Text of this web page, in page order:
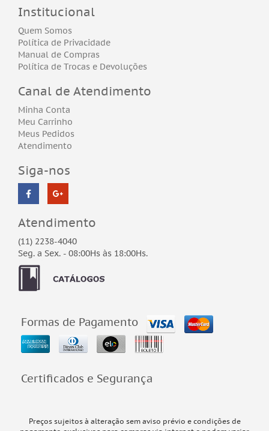
Institucional
Quem Somos
Política de Privacidade
Manual de Compras
Política de Trocas e Devoluções
Canal de Atendimento
Minha Conta
Meu Carrinho
Meus Pedidos
Atendimento
Siga-nos
Atendimento
(11) 2238-4040
Seg. a Sex. - 08:00Hs às 18:00Hs.
Formas de Pagamento
Certificados e Segurança
Preços sujeitos à alteração sem aviso prévio e condições de